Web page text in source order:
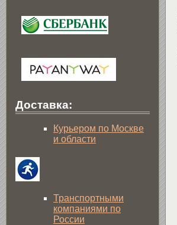
Доставка:
Курьером по Москве
и области
Транспортными
компаниями по
России